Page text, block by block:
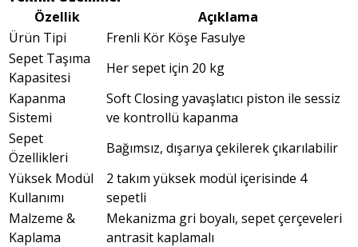
Özellik
Açıklama
Ürün Tipi
Frenli Kör Köşe Fasulye
Sepet Taşıma
Kapasitesi
Her sepet için 20 kg
Kapanma
Sistemi
Soft Closing yavaşlatıcı piston ile sessiz
ve kontrollü kapanma
Sepet
Özellikleri
Bağımsız, dışarıya çekilerek çıkarılabilir
Yüksek Modül
Kullanımı
2 takım yüksek modül içerisinde 4
sepetli
Malzeme &
Kaplama
Mekanizma gri boyalı, sepet çerçeveleri
antrasit kaplamalı